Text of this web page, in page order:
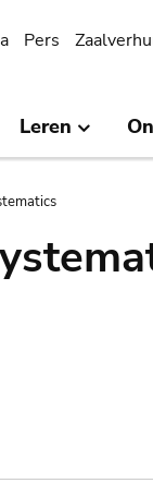
Pers
Leren